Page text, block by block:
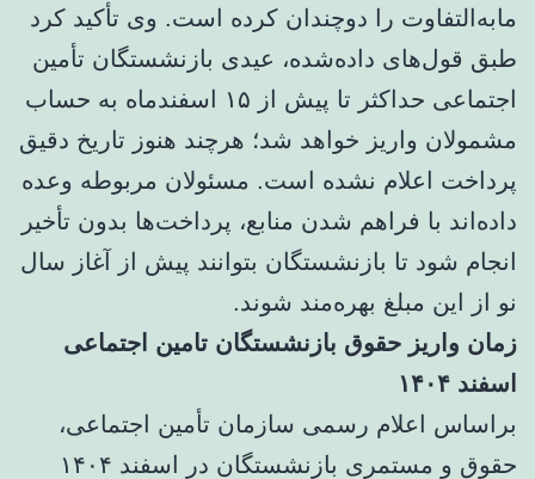
مابه‌التفاوت را دوچندان کرده است. وی تأکید کرد
طبق قول‌های داده‌شده، عیدی بازنشستگان تأمین
اجتماعی حداکثر تا پیش از ۱۵ اسفندماه به حساب
مشمولان واریز خواهد شد؛ هرچند هنوز تاریخ دقیق
پرداخت اعلام نشده است. مسئولان مربوطه وعده
داده‌اند با فراهم شدن منابع، پرداخت‌ها بدون تأخیر
انجام شود تا بازنشستگان بتوانند پیش از آغاز سال
نو از این مبلغ بهره‌مند شوند.
زمان واریز حقوق بازنشستگان تامین اجتماعی
اسفند ۱۴۰۴
براساس اعلام رسمی سازمان تأمین اجتماعی،
حقوق و مستمری بازنشستگان در اسفند ۱۴۰۴